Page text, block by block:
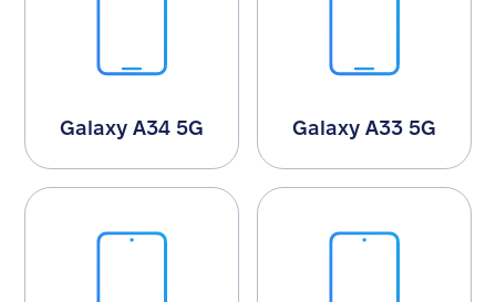
Galaxy A34 5G Galaxy A33 5G